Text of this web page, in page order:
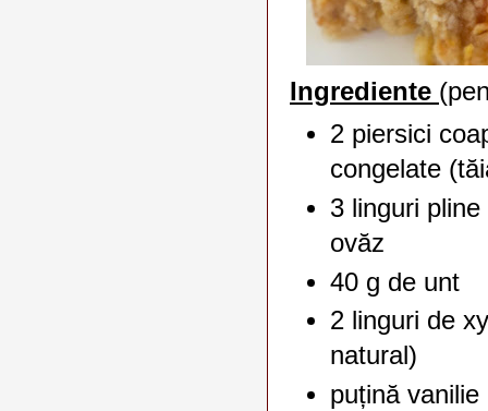
Ingrediente
2 piersici
congelate
3 linguri
ovăz
40 g de unt
2 linguri de
natural)
puțină